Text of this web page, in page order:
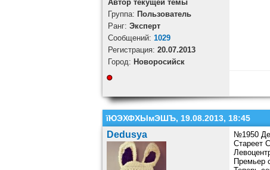
Автор текущей темы
Группа: Пользователь
Ранг: Эксперт
Cообщений: 1029
Регистрация: 20.07.2013
Город: Новоросийск
їЮЭХФХЫмЭШЪ, 19.08.2013, 18:45
Dedusya
№1950
Стареет
Премьер